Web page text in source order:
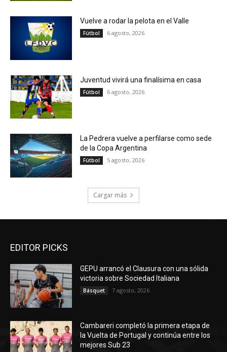
Vuelve a rodar la pelota en el Valle
Fútbol 6 agosto, 2026
Juventud vivirá una finalísima en casa
Fútbol 6 agosto, 2026
La Pedrera vuelve a perfilarse como sede
de la Copa Argentina
Fútbol 5 agosto, 2026
Cargar más
EDITOR PICKS
GEPU arrancó el Clausura con una sólida
victoria sobre Sociedad Italiana
Básquet 7 agosto, 2026
Cambareri completó la primera etapa de
la Vuelta de Portugal y continúa entre los
mejores Sub 23